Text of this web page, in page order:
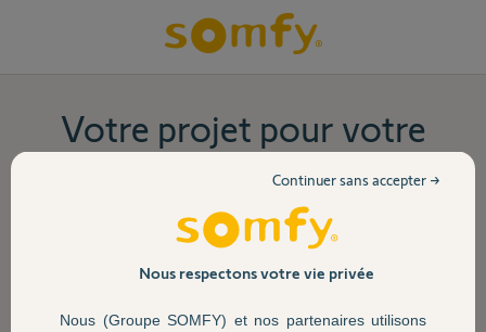
Votre projet pour votre
porte de garage
Vous avez un moteur en panne ou vous souhaitez
motoriser votre porte de garage ?
Laissez-vous guider pas à pas vers la solution la plus
Nous respectons votre vie privée
Nous (Groupe SOMFY) et nos partenaires utilisons
Continuer sans accepter →